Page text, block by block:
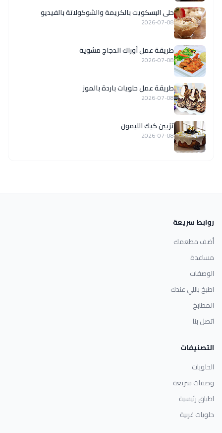
حلى البسكويت بالكريمة والشوكولاتة بالفيديو
2026-07-08
طريقة عمل أوراك الدجاج مشوية
2026-07-08
طريقة عمل حلويات باردة بالموز
2026-07-08
تزيين كيك الليمون
2026-07-08
روابط سريعة
أضف مطعمك
مساعدة
الوصفات
اطبخ باللي عندك
المطابخ
اتصل بنا
التصنيفات
الحلويات
وصفات سريعة
اطباق رئيسية
حلويات غربية